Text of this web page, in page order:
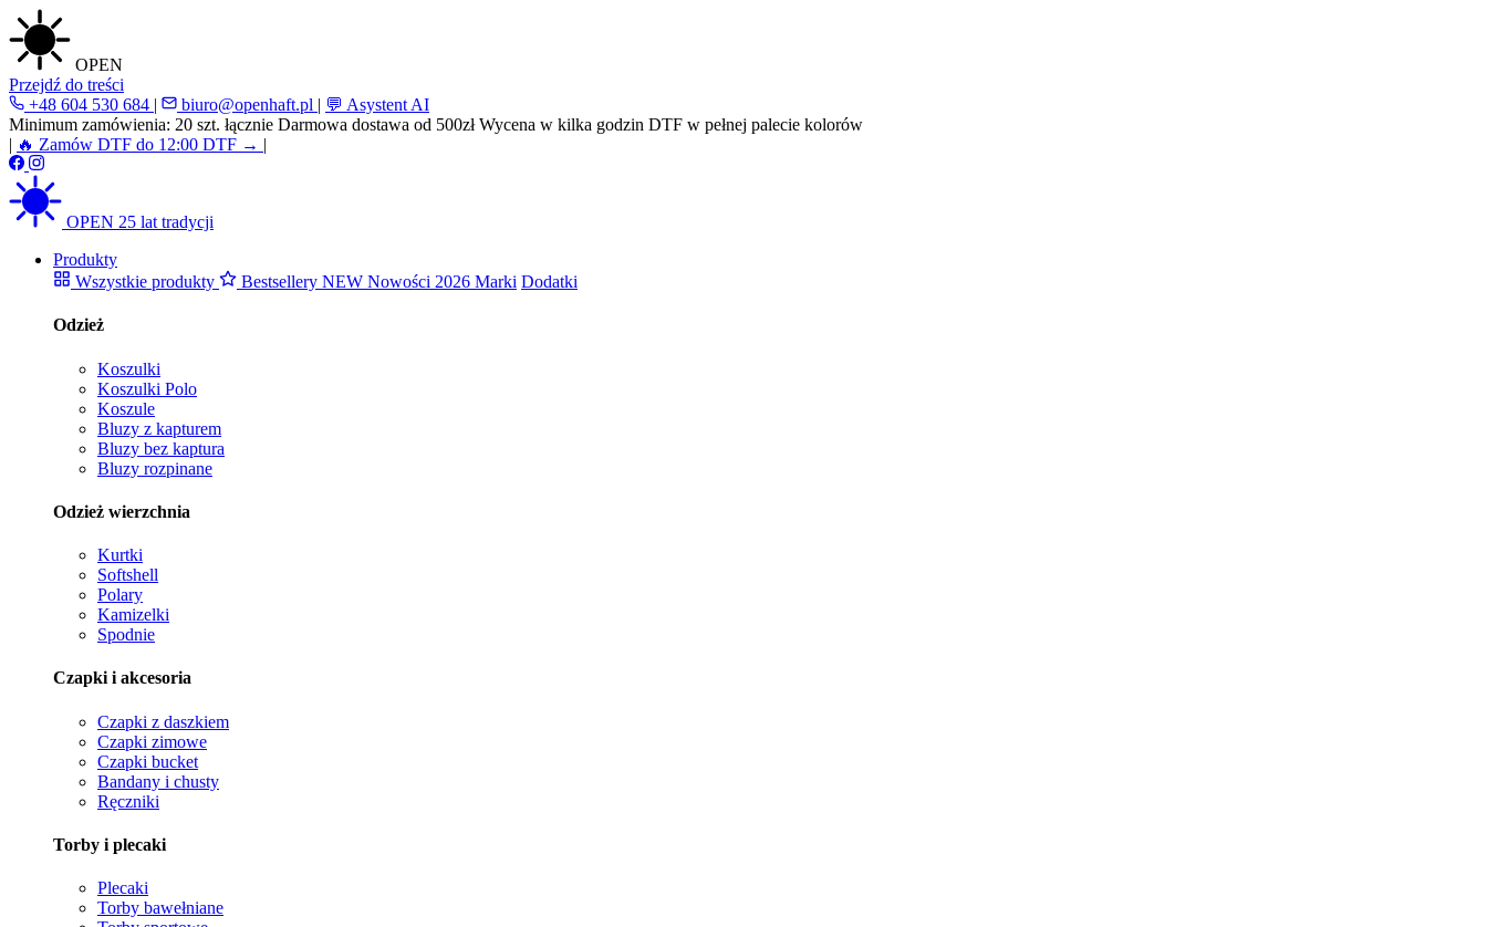
OPEN
Przejdź do treści
+48 604 530 684 | biuro@openhaft.pl | 💬 Asystent AI
Minimum zamówienia: 20 szt. łącznie Darmowa dostawa od 500zł Wycena w kilka godzin DTF w pełnej palecie kolorów
| 🔥 Zamów DTF do 12:00 DTF → |
OPEN 25 lat tradycji
Produkty
Wszystkie produkty
Bestsellery NEW Nowości 2026 Marki Dodatki
Odzież
Koszulki
Koszulki Polo
Koszule
Bluzy z kapturem
Bluzy bez kaptura
Bluzy rozpinane
Odzież wierzchnia
Kurtki
Softshell
Polary
Kamizelki
Spodnie
Czapki i akcesoria
Czapki z daszkiem
Czapki zimowe
Czapki bucket
Bandany i chusty
Ręczniki
Torby i plecaki
Plecaki
Torby bawełniane